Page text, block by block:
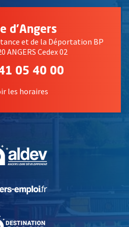
d'Angers
et de la Déportation BP
ANGERS Cedex 02
05 40 00
les horaires
, Ouvre une nouvelle